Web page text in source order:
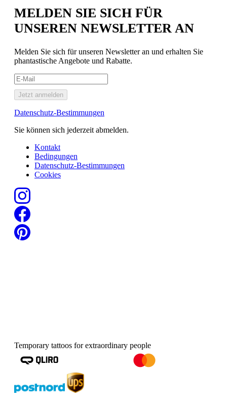
MELDEN SIE SICH FÜR
UNSEREN NEWSLETTER AN
Melden Sie sich für unseren Newsletter an und erhalten Sie
phantastische Angebote und Rabatte.
Jetzt anmelden
Datenschutz-Bestimmungen
Sie können sich jederzeit abmelden.
Kontakt
Bedingungen
Datenschutz-Bestimmungen
Cookies
Temporary tattoos for extraordinary people